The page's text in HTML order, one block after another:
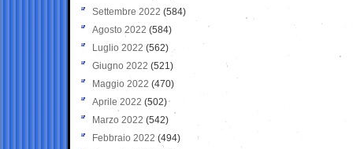
Settembre 2022 (584)
Agosto 2022 (584)
Luglio 2022 (562)
Giugno 2022 (521)
Maggio 2022 (470)
Aprile 2022 (502)
Marzo 2022 (542)
Febbraio 2022 (494)